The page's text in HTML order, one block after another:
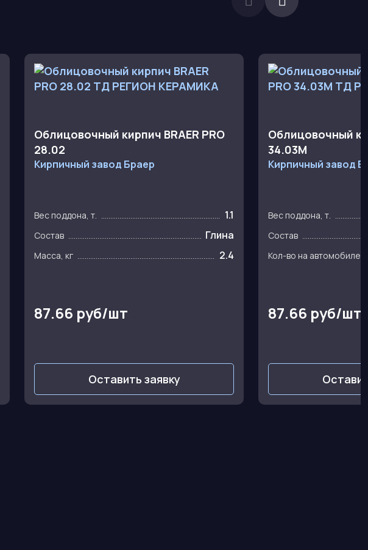
Облицовочный кирпич BRAER PRO
28.02
Кирпичный завод Браер
Вес поддона, т. 1.1
Состав Глина
Масса, кг 2.4
87.66 руб/шт
Оставить заявку
Облицовочный
34.03М
Кирпичный завод
Вес поддона, т.
Состав
Кол-во на автомобиле
87.66 руб/шт